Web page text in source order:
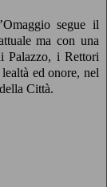
segue il
ma con una
Palazzo, i Rettori
ed onore, nel
Città.